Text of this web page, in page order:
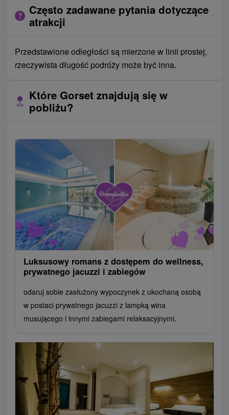
Często zadawane pytania dotyczące
atrakcji
Przedstawione odległości są mierzone w linii prostej,
rzeczywista długość podróży może być inna.
Które Gorset znajdują się w
pobliżu?
Luksusowy romans z dostępem do wellness,
prywatnego jacuzzi i zabiegów
odaruj sobie zasłużony wypoczynek z ukochaną osobą
w postaci prywatnego jacuzzi z lampką wina
musującego i innymi zabiegami relaksacyjnymi.